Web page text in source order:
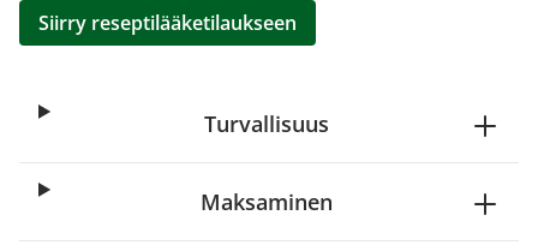
Siirry reseptilääketilaukseen
Turvallisuus
Maksaminen